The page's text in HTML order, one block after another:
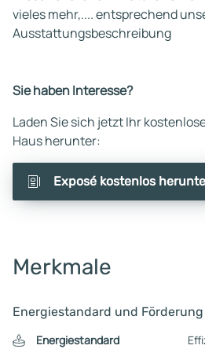
vieles mehr,.... entsprechend
Ausstattungsbeschreibung
Sie haben Interesse?
Laden Sie sich jetzt Ihr
Haus herunter:
Exposé kostenlos
Merkmale
Energiestandard und Förderung
Energiestandard